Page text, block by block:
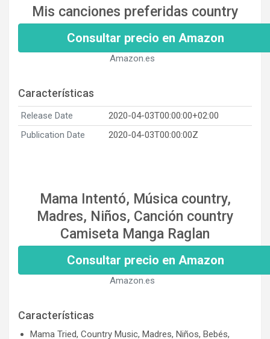
Mis canciones preferidas country
Consultar precio en Amazon
Amazon.es
Características
Release Date
2020-04-03T00:00:00+02:00
Publication Date
2020-04-03T00:00:00Z
Mama Intentó, Música country,
Madres, Niños, Canción country
Camiseta Manga Raglan
Consultar precio en Amazon
Amazon.es
Características
Mama Tried, Country Music, Madres, Niños, Bebés,